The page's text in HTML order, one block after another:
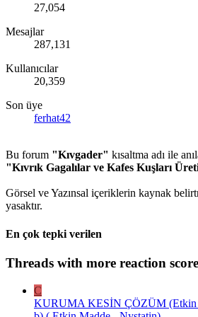
27,054
Mesajlar
287,131
Kullanıcılar
20,359
Son üye
ferhat42
Bu forum "Kıvgader" kısaltma adı ile
"Kıvrık Gagalılar ve Kafes Kuşları
Görsel ve Yazınsal içeriklerin kaynak
yasaktır.
En çok tepki verilen
Threads with more reaction
C
KURUMA KESİN ÇÖZÜM (Etkin